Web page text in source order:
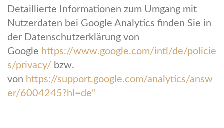
Detaillierte Informationen zum Umgang mit
Nutzerdaten bei Google Analytics finden Sie in
der Datenschutzerklärung von
Google https://www.google.com/intl/de/policie
s/privacy/ bzw.
von https://support.google.com/analytics/answ
er/6004245?hl=de“